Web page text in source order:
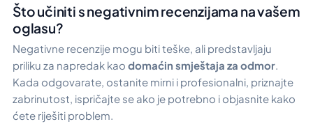
Što učiniti s negativnim recenzijama na vašem
oglasu?
Negativne recenzije mogu biti teške, ali predstavljaju
priliku za napredak kao domaćin smještaja za odmor
Kada odgovarate, ostanite mirni i profesionalni, priznajte
zabrinutost, ispričajte se ako je potrebno i objasnite kako
ćete riješiti problem.